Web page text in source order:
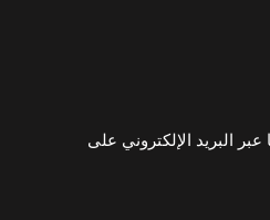
البريد الإلكتروني على